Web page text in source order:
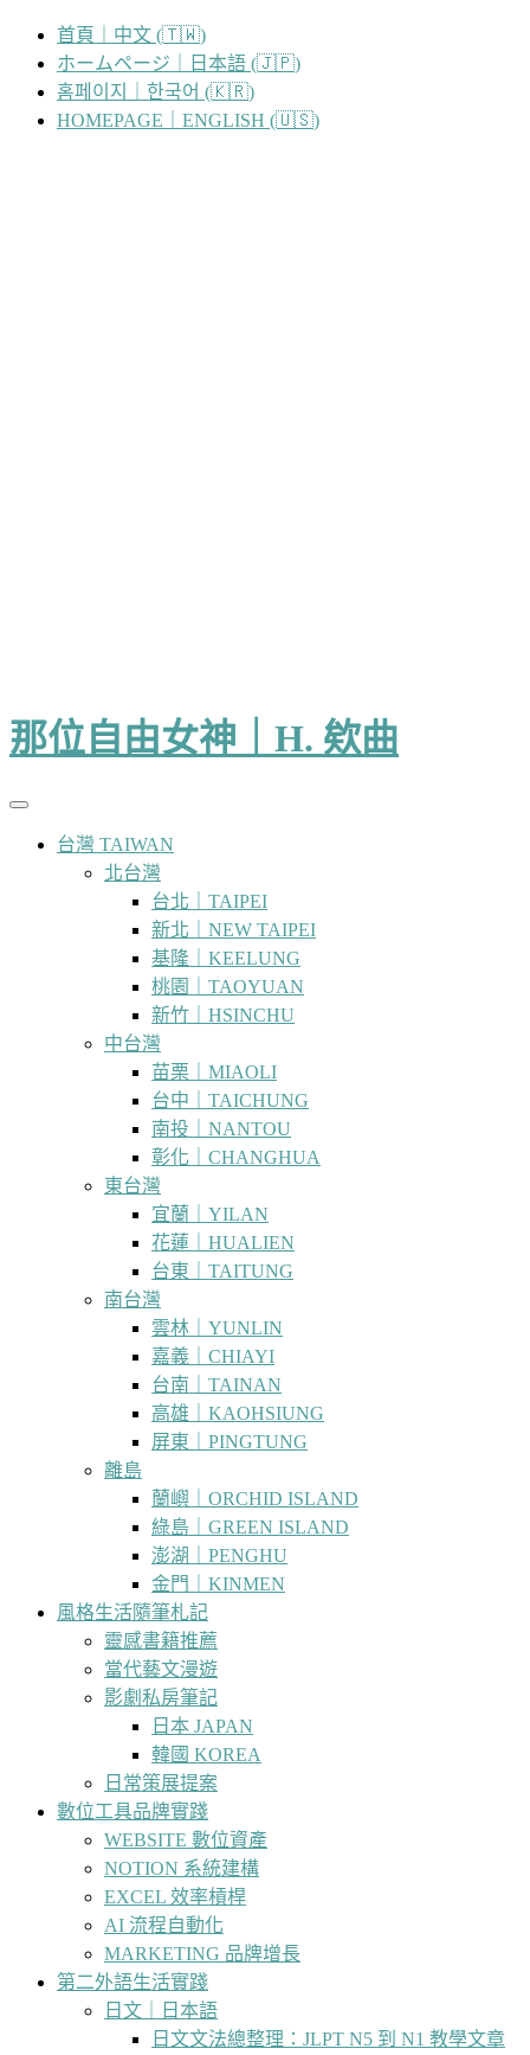
首頁｜中文 (🇹🇼)
ホームページ｜日本語 (🇯🇵)
홈페이지｜한국어 (🇰🇷)
HOMEPAGE｜ENGLISH (🇺🇸)
那位自由女神｜H. 欸曲
台灣 TAIWAN
北台灣
台北｜TAIPEI
新北｜NEW TAIPEI
基隆｜KEELUNG
桃園｜TAOYUAN
新竹｜HSINCHU
中台灣
苗栗｜MIAOLI
台中｜TAICHUNG
南投｜NANTOU
彰化｜CHANGHUA
東台灣
宜蘭｜YILAN
花蓮｜HUALIEN
台東｜TAITUNG
南台灣
雲林｜YUNLIN
嘉義｜CHIAYI
台南｜TAINAN
高雄｜KAOHSIUNG
屏東｜PINGTUNG
離島
蘭嶼｜ORCHID ISLAND
綠島｜GREEN ISLAND
澎湖｜PENGHU
金門｜KINMEN
風格生活隨筆札記
靈感書籍推薦
當代藝文漫遊
影劇私房筆記
日本 JAPAN
韓國 KOREA
日常策展提案
數位工具品牌實踐
WEBSITE 數位資產
NOTION 系統建構
EXCEL 效率槓桿
AI 流程自動化
MARKETING 品牌增長
第二外語生活實踐
日文｜日本語
日文文法總整理：JLPT N5 到 N1 教學文章